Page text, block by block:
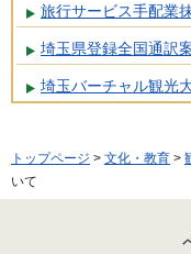
旅行サービス手配業
埼玉県登録全国通訳
埼玉バーチャル観光
トップページ > 文化・教育 >
いて